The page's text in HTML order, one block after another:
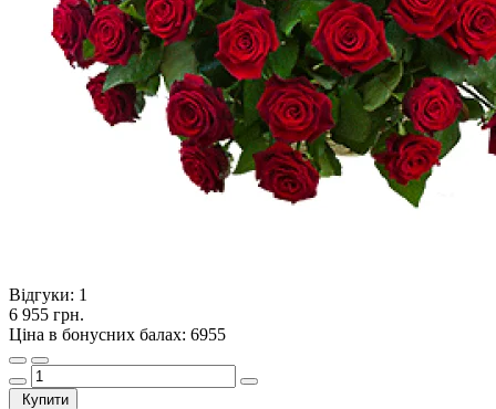
Відгуки: 1
6 955 грн.
Ціна в бонусних балах: 6955
Купити